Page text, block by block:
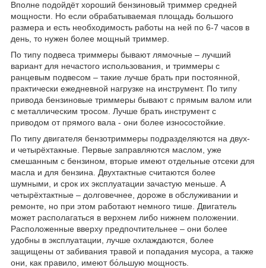
Вполне подойдёт хороший бензиновый триммер средней
мощности. Но если обрабатываемая площадь большого
размера и есть необходимость работы на ней по 6-7 часов в
день, то нужен более мощный триммер.
По типу подвеса триммеры бывают лямочные – лучший
вариант для нечастого использования, и триммеры с
ранцевым подвесом – такие лучше брать при постоянной,
практически ежедневной нагрузке на инструмент. По типу
привода бензиновые триммеры бывают с прямым валом или
с металлическим тросом. Лучше брать инструмент с
приводом от прямого вала - они более износостойкие.
По типу двигателя бензотриммеры подразделяются на двух-
и четырёхтакные. Первые заправляются маслом, уже
смешанным с бензином, вторые имеют отдельные отсеки для
масла и для бензина. Двухтактные считаются более
шумными, и срок их эксплуатации зачастую меньше. А
четырёхтактные – долговечнее, дороже в обслуживании и
ремонте, но при этом работают немного тише. Двигатель
может располагаться в верхнем либо нижнем положении.
Расположенные вверху предпочтительнее – они более
удобны в эксплуатации, лучше охлаждаются, более
защищены от забивания травой и попадания мусора, а также
они, как правило, имеют бо́льшую мощность.